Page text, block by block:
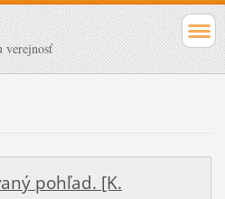
verejnosť
pohľad. [K.